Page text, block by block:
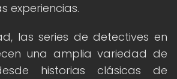
experiencias.
las series de detectives en
una amplia variedad de
historias clásicas de